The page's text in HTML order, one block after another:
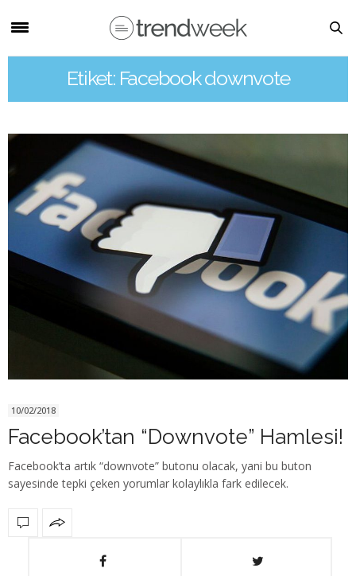
Etiket: Facebook downvote
10/02/2018
Facebook’tan “Downvote” Hamlesi!
Facebook’ta artık “downvote” butonu olacak, yani bu buton
sayesinde tepki çeken yorumlar kolaylıkla fark edilecek.